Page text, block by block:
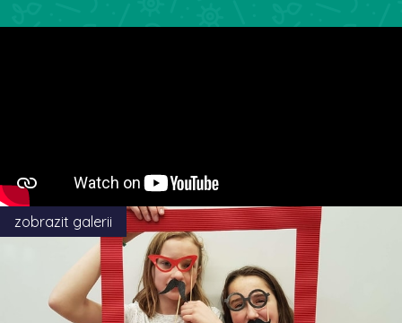
zobrazit galerii